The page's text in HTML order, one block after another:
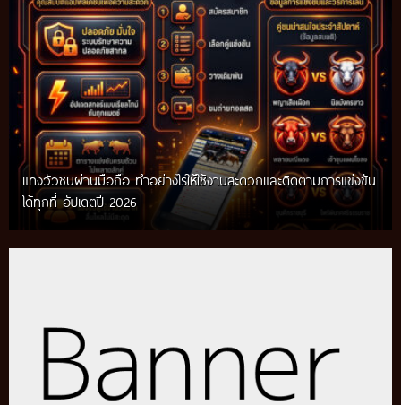
แทงวัวชนผ่านมือถือ ทำอย่างไรให้ใช้งานสะดวกและติดตามการแข่งขัน
ได้ทุกที่ อัปเดตปี 2026